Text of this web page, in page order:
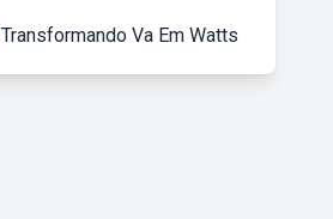
Transformando Va Em Watts